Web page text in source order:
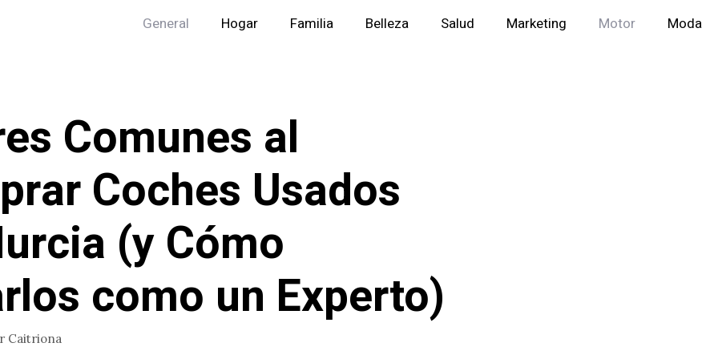
General Hogar Familia Belleza Salud Marketing Motor Moda
Comunes al
Coches Usados
(y Cómo
como un Experto)
Caitriona